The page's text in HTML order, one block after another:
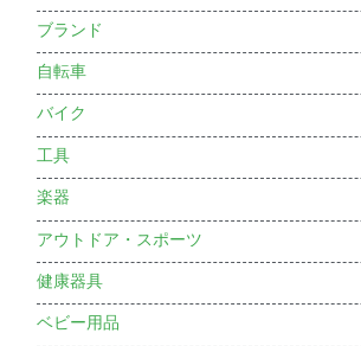
ブランド
自転車
バイク
工具
楽器
アウトドア・スポーツ
健康器具
ベビー用品